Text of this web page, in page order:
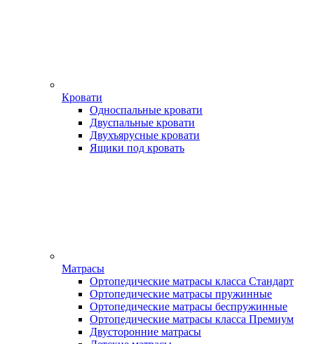
Кровати
Односпальные кровати
Двуспальные кровати
Двухъярусные кровати
Ящики под кровать
Матрасы
Ортопедические матрасы класса Стандарт
Ортопедические матрасы пружинные
Ортопедические матрасы беспружинные
Ортопедические матрасы класса Премиум
Двусторонние матрасы